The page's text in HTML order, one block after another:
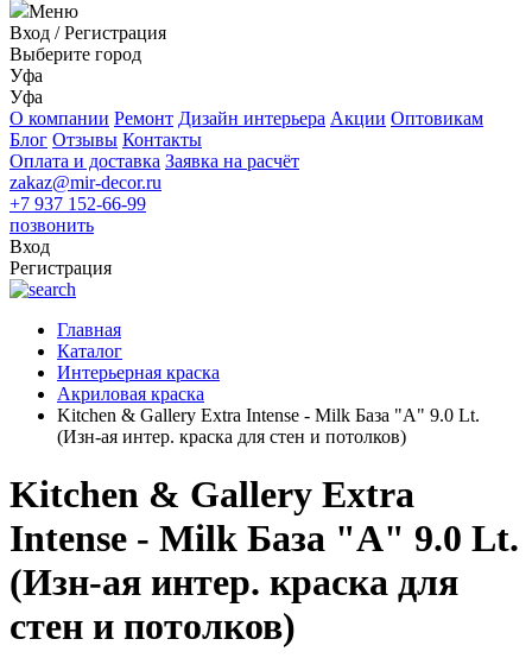
Меню
Вход /Регистрация
Выберите город
Уфа
Уфа
О компании Ремонт Дизайн интерьера Акции Оптовикам
Блог Отзывы Контакты
Оплата и доставка Заявка на расчёт
zakaz@mir-decor.ru
+7 937 152-66-99
позвонить
Вход
Регистрация
Главная
Каталог
Интерьерная краска
Акриловая краска
Kitchen & Gallery Extra Intense - Milk База "A" 9.0 Lt.
(Изн-ая интер. краска для стен и потолков)
Kitchen & Gallery Extra
Intense - Milk База "A" 9.0 Lt.
(Изн-ая интер. краска для
стен и потолков)